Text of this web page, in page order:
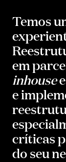
Temos
em
inhouse
e
críticas
do seu